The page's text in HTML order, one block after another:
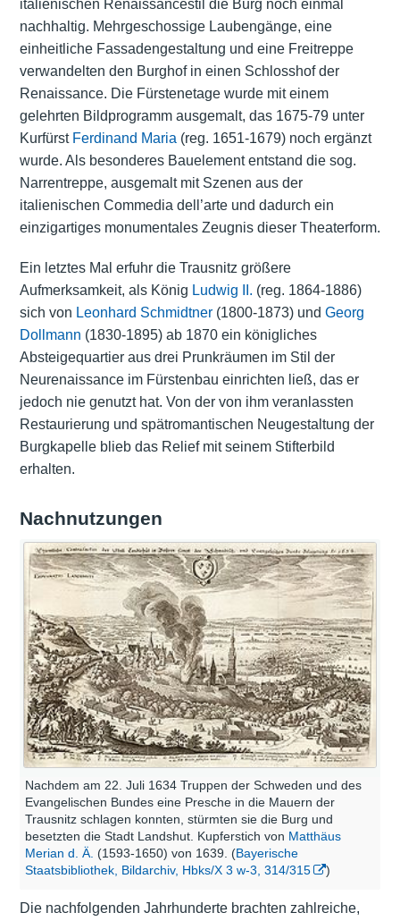
italienischen Renaissancestil die Burg noch einmal
nachhaltig. Mehrgeschossige Laubengänge, eine
einheitliche Fassadengestaltung und eine Freitreppe
verwandelten den Burghof in einen Schlosshof der
Renaissance. Die Fürstenetage wurde mit einem
gelehrten Bildprogramm ausgemalt, das 1675-79 unter
Kurfürst Ferdinand Maria (reg. 1651-1679) noch ergänzt
wurde. Als besonderes Bauelement entstand die sog.
Narrentreppe, ausgemalt mit Szenen aus der
italienischen Commedia dell’arte und dadurch ein
einzigartiges monumentales Zeugnis dieser Theaterform.
Ein letztes Mal erfuhr die Trausnitz größere
Aufmerksamkeit, als König Ludwig II. (reg. 1864-1886)
sich von Leonhard Schmidtner(1800-1873) und Georg
Dollmann (1830-1895) ab 1870 ein königliches
Absteigequartier aus drei Prunkräumen im Stil der
Neurenaissance im Fürstenbau einrichten ließ, das er
jedoch nie genutzt hat. Von der von ihm veranlassten
Restaurierung und spätromantischen Neugestaltung der
Burgkapelle blieb das Relief mit seinem Stifterbild
erhalten.
Nachnutzungen
Nachdem am 22. Juli 1634 Truppen der Schweden und des
Evangelischen Bundes eine Presche in die Mauern der
Trausnitz schlagen konnten, stürmten sie die Burg und
besetzten die Stadt Landshut. Kupferstich von Matthäus
Merian d. Ä. (1593-1650) von 1639. (Bayerische
Staatsbibliothek, Bildarchiv, Hbks/X 3 w-3, 314/315
)
Die nachfolgenden Jahrhunderte brachten zahlreiche,